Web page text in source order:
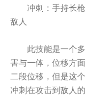
冲刺：手持长
敌人
此技能是一个
害与一体，位移方
二段位移，但是这
冲刺在攻击到敌人